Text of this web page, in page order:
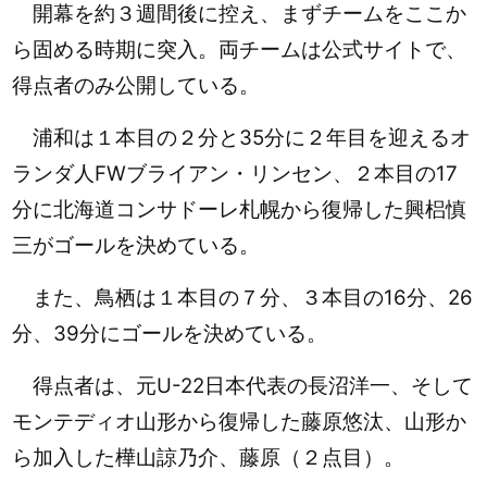
開幕を約３週間後に控え、まずチームをここか
ら固める時期に突入。両チームは公式サイトで、
得点者のみ公開している。
浦和は１ 本目の２分と35分に２年目を迎えるオ
ランダ人FWブライアン・ リンセン、２本目の17
分に北海道コンサドーレ札幌から復帰した興梠慎
三がゴールを決めている。
また、鳥栖は１本目の７分、３本目の16分、26
分、39分にゴールを決めている。
得点者は、元U-22日本代表の長沼洋一、そして
モンテディオ山形から復帰した藤原悠汰、山形か
ら加入した樺山諒乃介、藤原（２点目）。